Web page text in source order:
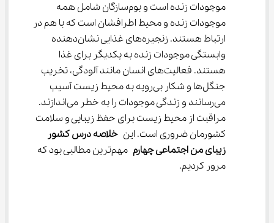
موجودات زنده است و بوم‌سازگان شامل همه
موجودات زنده و محیط اطرافشان است که با هم در
ارتباط هستند. زنجیره‌های غذایی نشان‌دهنده
وابستگی موجودات زنده به یکدیگر برای غذا
هستند. فعالیت‌های انسان مانند آلودگی، تخریب
جنگل‌ها و شکار بی‌رویه به محیط زیست آسیب
می‌رسانند و زندگی موجودات را به خطر می‌اندازند.
مراقبت از محیط زیست برای حفظ زیبایی و سلامت
کشورمان ضروری است. این خلاصه درس کشور
زیبای من اجتماعی چهارم
مهم‌ترین مطالبی بود که
مرور کردیم.